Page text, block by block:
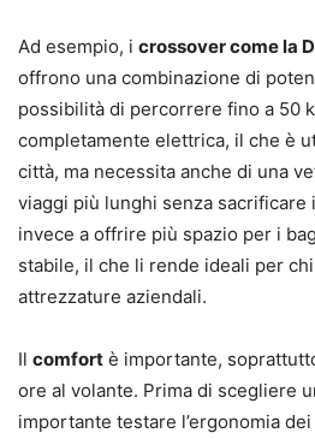
Ad esempio, i crossover come la
offrono una combinazione di
possibilità di percorrere fino a 50
completamente elettrica, il che è
città, ma necessita anche di una
viaggi più lunghi senza
invece a offrire più spazio per i
stabile, il che li rende ideali per
attrezzature aziendali.
Il comfort è importante,
ore al volante. Prima di scegliere
importante testare l’ergonomia